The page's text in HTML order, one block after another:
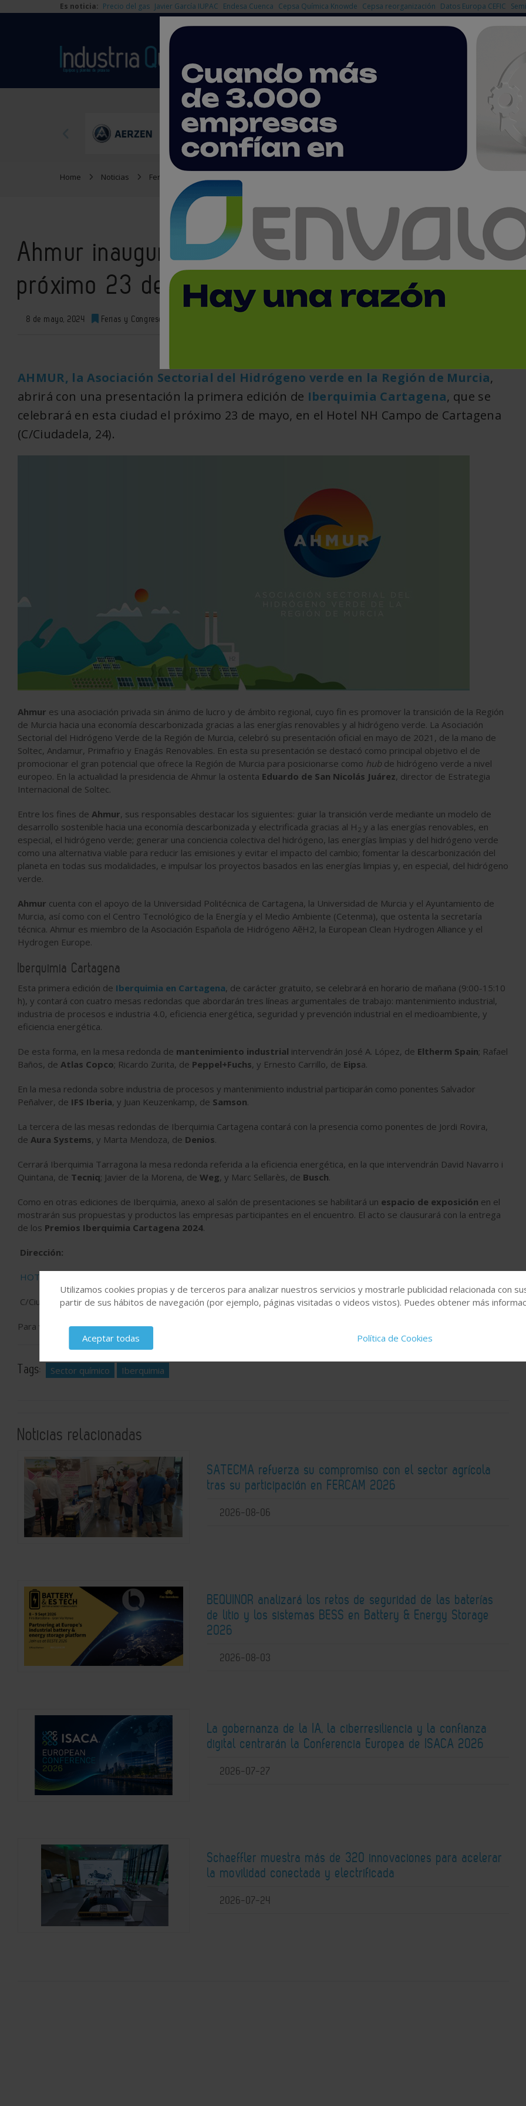
Es noticia: Precio del gas Javier García IUPAC Endesa Cuenca Cepsa Química Knowde Cepsa reorganización Datos Europa CEFIC
Home Noticias Ferias y Congresos
Ahmur inaugurará Iberquimia Cartagena el
próximo 23 de mayo
8 de mayo, 2024 Ferias y Congresos
AHMUR, la Asociación Sectorial del Hidrógeno verde en la Región de Murcia,
abrirá con una presentación la primera edición de Iberquimia Cartagena, que se
celebrará en esta ciudad el próximo 23 de mayo, en el Hotel NH Campo de Cartagena
(C/Ciudadela, 24).
Ahmur es una asociación privada sin ánimo de lucro y de ámbito regional, cuyo fin es promover la transición de la Región
de Murcia hacia una economía descarbonizada gracias a las energías renovables y al hidrógeno verde. La Asociación
Sectorial del Hidrógeno Verde de la Región de Murcia, celebró su presentación oficial en mayo de 2021, de la mano de
Soltec, Andamur, Primafrio y Enagás Renovables. En esta su presentación se destacó como principal objetivo el de
promocionar el gran potencial que ofrece la Región de Murcia para posicionarse como hub de hidrógeno verde a nivel
europeo. En la actualidad la presidencia de Ahmur la ostenta Eduardo de San Nicolás Juárez, director de Estrategia
Internacional de Soltec.
Entre los fines de Ahmur, sus responsables destacar los siguientes: guiar la transición verde mediante un modelo de
desarrollo sostenible hacia una economía descarbonizada y electrificada gracias al H 2 y a las energías renovables, en
especial, el hidrógeno verde; generar una conciencia colectiva del hidrógeno, las energías limpias y del hidrógeno verde
como una alternativa viable para reducir las emisiones y evitar el impacto del cambio; fomentar la descarbonización del
planeta en todas sus modalidades, e impulsar los proyectos basados en las energías limpias y, en especial, del hidrógeno
verde.
Ahmur cuenta con el apoyo de la Universidad Politécnica de Cartagena, la Universidad de Murcia y el Ayuntamiento de
Murcia, así como con el Centro Tecnológico de la Energía y el Medio Ambiente (Cetenma), que ostenta la secretaría
técnica. Ahmur es miembro de la Asociación Española de Hidrógeno AẽH2, la European Clean Hydrogen Alliance y el
Hydrogen Europe.
Iberquimia Cartagena
Esta primera edición de Iberquimia en Cartagena, de carácter gratuito, se celebrará en horario de mañana (9:00-15:10
h), y contará con cuatro mesas redondas que abordarán tres líneas argumentales de trabajo: mantenimiento industrial,
industria de procesos e industria 4.0, eficiencia energética, seguridad y prevención industrial en el medioambiente, y
eficiencia energética.
De esta forma, en la mesa redonda de mantenimiento industrial intervendrán José A. López, de Eltherm Spain; Rafael
Baños, de Atlas Copco; Ricardo Zurita, de Peppel+Fuchs, y Ernesto Carrillo, de Eipsa.
En la mesa redonda sobre industria de procesos y mantenimiento industrial participarán como ponentes Salvador
Peñalver, de IFS Iberia, y Juan Keuzenkamp, de Samson.
La tercera de las mesas redondas de Iberquimia Cartagena contará con la presencia como ponentes de Jordi Rovira,
de Aura Systems, y Marta Mendoza, de Denios.
Cerrará Iberquimia Tarragona la mesa redonda referida a la eficiencia energética, en la que intervendrán David Navarro i
Quintana, de Tecniq; Javier de la Morena, de Weg, y Marc Sellarès, de Busch.
Como en otras ediciones de Iberquimia, anexo al salón de presentaciones se habilitará un espacio de exposición en el
mostrarán sus propuestas y productos las empresas participantes en el encuentro. El acto se clausurará con la entrega
de los Premios Iberquimia Cartagena 2024.
Dirección:
HOTEL NH CAMPO DE CARTAGENA
C/Ciudadela, 24
Para ver PROGRAMAeINSCRIPCIÓN GRATUITA
Tags: Sector químico Iberquimia
Noticias relacionadas
SATECMA refuerza su compromiso con el sector agrícola
tras su participación en FERCAM 2026
2026-08-06
BEQUINOR analizará los retos de seguridad de las baterías
de litio y los sistemas BESS en Battery & Energy Storage
2026
2026-08-03
La gobernanza de la IA, la ciberresiliencia y la confianza
digital centrarán la Conferencia Europea de ISACA 2026
2026-07-27
Schaeffler muestra más de 320 innovaciones para acelerar
la movilidad conectada y electrificada
2026-07-24
Utilizamos cookies propias y de terceros para analizar nuestros servicios y mostrarle publicidad relacionada con
partir de sus hábitos de navegación (por ejemplo, páginas visitadas o videos vistos). Puedes obtener más
Aceptar todas Política de Cookies